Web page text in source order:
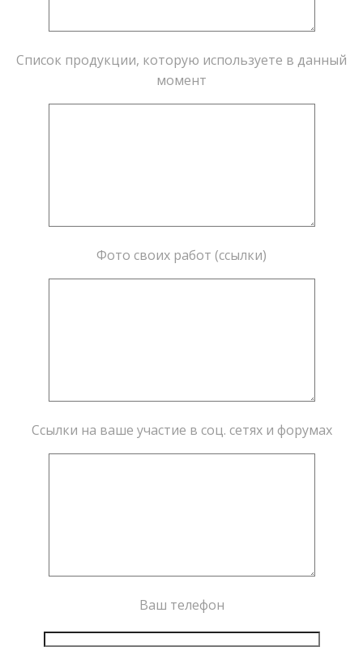
Список продукции, которую используете в данный
момент
Фото своих работ (ссылки)
Ссылки на ваше участие в соц. сетях и форумах
Ваш телефон